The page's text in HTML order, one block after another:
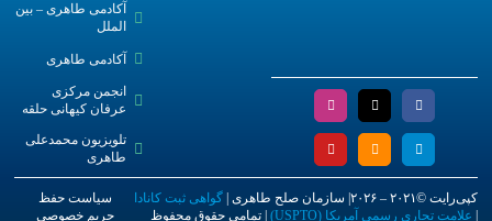
آکادمی طاهری – بین
الملل
آکادمی طاهری
انجمن مرکزی
عرفان کیهانی حلقه
تلویزیون محمدعلی
طاهری
کپی‌رایت ©۲۰۲۱ – ۲۰۲۶| سازمان صلح طاهری |
گواهی ثبت کانادا
علامت تجاری رسمی آمریکا (USPTO) | تمامی حقوق محفوظ
سیاست حفظ
حریم خصوصی